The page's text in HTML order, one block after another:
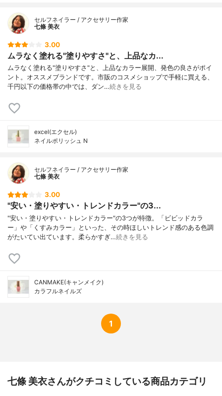
セルフネイラー / アクセサリー作家
七條 美衣
3.00
ムラなく塗れる"塗りやすさ"と、上品なカ...
ムラなく塗れる"塗りやすさ"と、上品なカラー展開、発色の良さがポイ
ント。オススメブランドです。市販のコスメショップで手軽に買える、
千円以下の価格帯の中では、ダン…続きを見る
excel(エクセル)
ネイルポリッシュ N
セルフネイラー / アクセサリー作家
七條 美衣
3.00
"安い・塗りやすい・トレンドカラー"の3...
"安い・塗りやすい・トレンドカラー"の3つが特徴。「ビビッドカラ
ー」や「くすみカラー」といった、その時ほしいトレンド感のある色調
がたいてい出ています。柔らかすぎ…続きを見る
CANMAKE(キャンメイク)
カラフルネイルズ
1
七條 美衣さんがクチコミしている商品カテゴリ